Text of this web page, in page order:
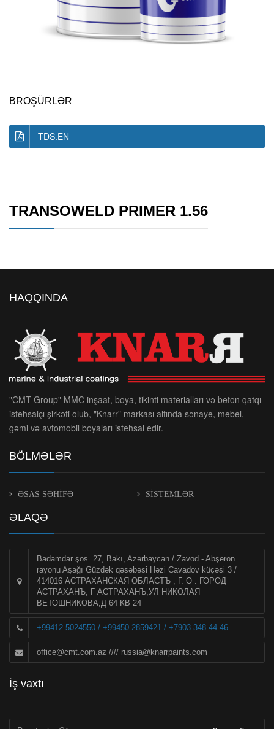
BROŞÜRLƏR
TDS.EN
TRANSOWELD PRIMER 1.56
HAQQINDA
"CMT Group" MMC inşaat, boya, tikinti materialları və beton qatqı
istehsalçı şirkəti olub, "Knarr" markası altında sənaye, mebel,
gəmi və avtomobil boyaları istehsal edir.
BÖLMƏLƏR
ƏSAS SƏHİFƏ SİSTEMLƏR
ƏLAQƏ
Badamdar şos. 27, Bakı, Azərbaycan / Zavod - Abşeron
rayonu Aşağı Güzdək qəsəbəsi Həzi Cavadov küçəsi 3 /
414016 АСТРАХАНСКАЯ ОБЛАСТЪ , Г. О . ГОРОД
АСТРАХАНЪ, Г АСТРАХАНЪ,УЛ НИКОЛАЯ
ВЕТОШНИКОВА,Д 64 КВ 24
+99412 5024550 / +99450 2859421 / +7903 348 44 46
office@cmt.com.az //// russia@knarrpaints.com
İş vaxtı